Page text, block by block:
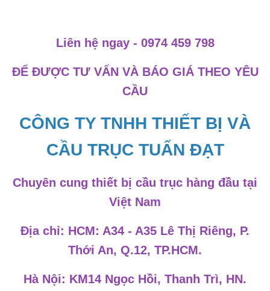
Liên hệ ngay - 0974 459 798
ĐỂ ĐƯỢC TƯ VẤN VÀ BÁO GIÁ THEO YÊU
CẦU
CÔNG TY TNHH THIẾT BỊ VÀ
CẦU TRỤC TUẤN ĐẠT
Chuyên cung thiết bị cầu trục hàng đầu tại
Việt Nam
Địa chỉ: HCM: A34 - A35 Lê Thị Riêng, P.
Thới An, Q.12, TP.HCM.
Hà Nội: KM14 Ngọc Hồi, Thanh Trì, HN.